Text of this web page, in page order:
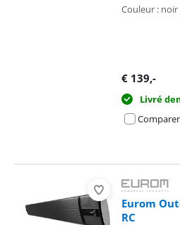
Couleur : noir
€ 139,-
Livré
Comparer
Eurom
RC